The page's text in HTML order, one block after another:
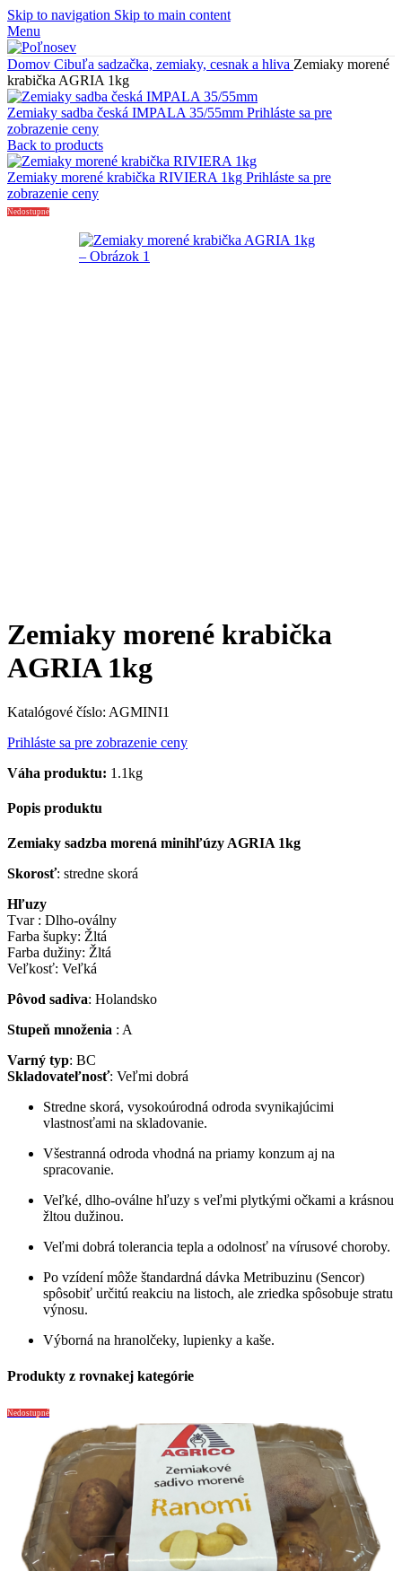
Skip to navigation Skip to main content
Menu
Domov Cibuľa sadzačka, zemiaky, cesnak a hliva Zemiaky morené
krabička AGRIA 1kg
Zemiaky sadba česká IMPALA 35/55mm Prihláste sa pre
zobrazenie ceny
Back to products
Zemiaky morené krabička RIVIERA 1kg Prihláste sa pre
zobrazenie ceny
Nedostupné
Zemiaky morené krabička
AGRIA 1kg
Katalógové číslo: AGMINI1
Prihláste sa pre zobrazenie ceny
Váha produktu: 1.1kg
Popis produktu
Zemiaky sadzba morená minihľúzy AGRIA 1kg
Skorosť: stredne skorá
Hľuzy
Tvar : Dlho-oválny
Farba šupky: Žltá
Farba dužiny: Žltá
Veľkosť: Veľká
Pôvod sadiva: Holandsko
Stupeň množenia : A
Varný typ: BC
Skladovateľnosť: Veľmi dobrá
Stredne skorá, vysokoúrodná odroda svynikajúcimi
vlastnosťami na skladovanie.
Všestranná odroda vhodná na priamy konzum aj na
spracovanie.
Veľké, dlho-oválne hľuzy s veľmi plytkými očkami a krásnou
žltou dužinou.
Veľmi dobrá tolerancia tepla a odolnosť na vírusové choroby.
Po vzídení môže štandardná dávka Metribuzinu (Sencor)
spôsobiť určitú reakciu na listoch, ale zriedka spôsobuje stratu
výnosu.
Výborná na hranolčeky, lupienky a kaše.
Produkty z rovnakej kategórie
Nedostupné